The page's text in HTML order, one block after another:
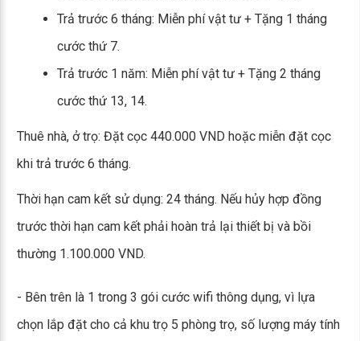
Trả trước 6 tháng: Miễn phí vật tư + Tặng 1 tháng
cước thứ 7.
Trả trước 1 năm: Miễn phí vật tư + Tặng 2 tháng
cước thứ 13, 14.
Thuê nhà, ở trọ: Đặt cọc 440.000 VND hoặc miễn đặt cọc
khi trả trước 6 tháng.
Thời hạn cam kết sử dụng: 24 tháng. Nếu hủy hợp đồng
trước thời hạn cam kết phải hoàn trả lại thiết bị và bồi
thường 1.100.000 VND.
- Bên trên là 1 trong 3 gói cước wifi thông dụng, vì lựa
chọn lắp đặt cho cả khu trọ 5 phòng trọ, số lượng máy tính